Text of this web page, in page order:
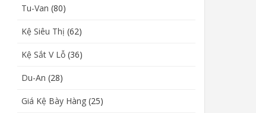
Tu-Van (80)
Kệ Siêu Thị (62)
Kệ Sắt V Lỗ (36)
Du-An (28)
Giá Kệ Bày Hàng (25)